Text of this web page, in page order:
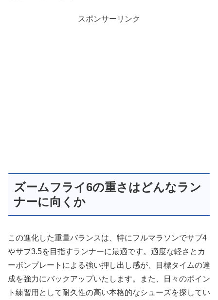
スポンサーリンク
ズームフライ6の重さはどんなラン
ナーに向くか
この進化した重量バランスは、特にフルマラソンでサブ4
やサブ3.5を目指すランナーに最適です。適度な軽さとカ
ーボンプレートによる強い押し出し感が、目標タイムの達
成を強力にバックアップいたします。また、日々のポイン
ト練習用として耐久性の高い本格的なシューズを探してい